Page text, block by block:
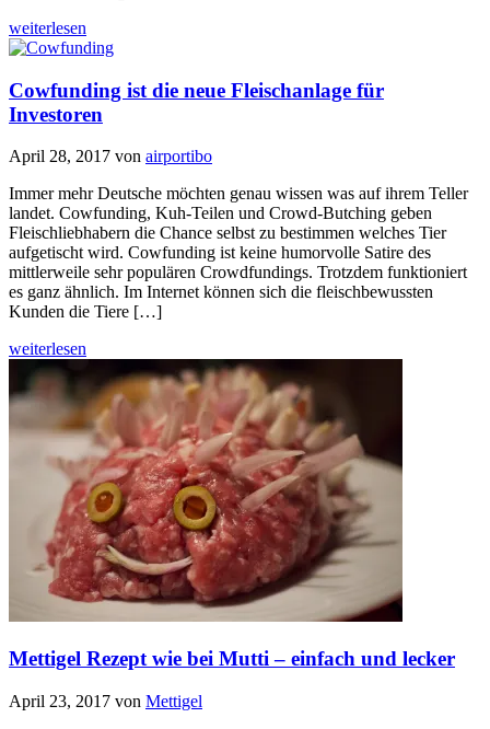
weiterlesen
Cowfunding ist die neue Fleischanlage für
Investoren
April 28, 2017 von airportibo
Immer mehr Deutsche möchten genau wissen was auf ihrem Teller
landet. Cowfunding, Kuh-Teilen und Crowd-Butching geben
Fleischliebhabern die Chance selbst zu bestimmen welches Tier
aufgetischt wird. Cowfunding ist keine humorvolle Satire des
mittlerweile sehr populären Crowdfundings. Trotzdem funktioniert
es ganz ähnlich. Im Internet können sich die fleischbewussten
Kunden die Tiere […]
weiterlesen
Mettigel Rezept wie bei Mutti – einfach und lecker
April 23, 2017 von Mettigel